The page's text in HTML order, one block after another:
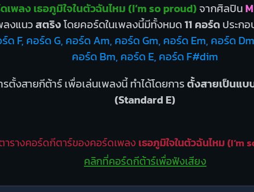
เพลง เธอภูมิใจในตัวฉันไหม (I’m so proud) จากศิลปิน
ลงแนวสตริงโดยคอร์ดในเพลงนี้มีทั้งหมด11 คอร์ดประก
ด F, คอร์ด G, คอร์ด Am, คอร์ด Gm, คอร์ด Em, คอร์ด
คอร์ด Bm, คอร์ด E, คอร์ด F#dim
รตั้งสายกีต้าร์ เพื่อเล่นเพลงนี้ ทำได้โดยการตั้งสายเป็นแบ
(Standard E)
ารางคอร์ดกีตาร์ของคอร์ดเพลง เธอภูมิใจในตัวฉันไหม (I’m
คลิกที่คอร์ดกีต้าร์เพื่อฟังเสียง